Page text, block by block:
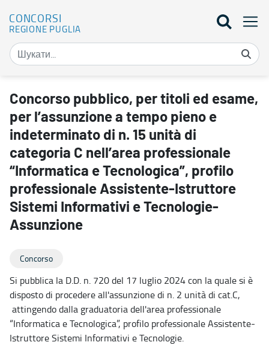
CONCORSI
REGIONE PUGLIA
Concorso pubblico, per titoli ed esame, per l’assunzione a
Concorso pubblico, per titoli ed esame,
per l’assunzione a tempo pieno e
indeterminato di n. 15 unità di
categoria C nell’area professionale
“Informatica e Tecnologica”, profilo
professionale Assistente-Istruttore
Sistemi Informativi e Tecnologie-
Assunzione
Concorso
Si pubblica la D.D. n. 720 del 17 luglio 2024 con la quale si è
disposto di procedere all'assunzione di n. 2 unità di cat.C,
attingendo dalla graduatoria dell'area professionale
“Informatica e Tecnologica”, profilo professionale Assistente-
Istruttore Sistemi Informativi e Tecnologie.